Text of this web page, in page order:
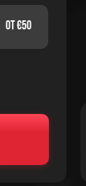
от €50